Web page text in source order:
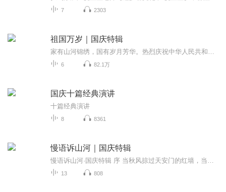
7 2303
祖国万岁｜国庆特辑
6 82.1万
国庆十篇经典演讲
十篇经典演讲
8 8361
慢语诉山河｜国庆特辑
13 808